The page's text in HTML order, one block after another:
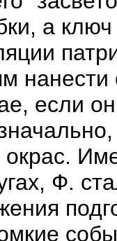
а
если
Ф.